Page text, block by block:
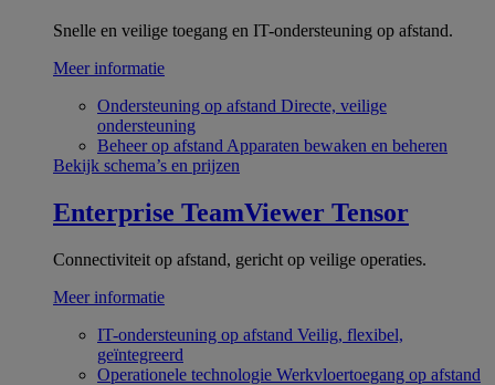
Snelle en veilige toegang en IT-ondersteuning op afstand.
Meer informatie
Ondersteuning op afstand Directe, veilige
ondersteuning
Beheer op afstand Apparaten bewaken en beheren
Bekijk schema’s en prijzen
Enterprise TeamViewer Tensor
Connectiviteit op afstand, gericht op veilige operaties.
Meer informatie
IT-ondersteuning op afstand Veilig, flexibel,
geïntegreerd
Operationele technologie Werkvloertoegang op afstand